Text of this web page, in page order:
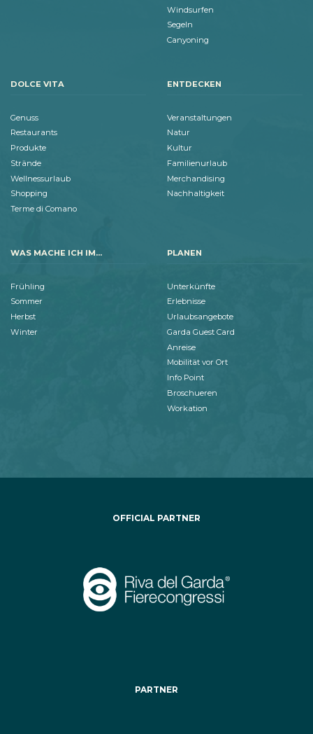
Windsurfen
Segeln
Canyoning
DOLCE VITA
Genuss
Restaurants
Produkte
Strände
Wellnessurlaub
Shopping
Terme di Comano
ENTDECKEN
Veranstaltungen
Natur
Kultur
Familienurlaub
Merchandising
Nachhaltigkeit
WAS MACHE ICH IM...
Frühling
Sommer
Herbst
Winter
PLANEN
Unterkünfte
Erlebnisse
Urlaubsangebote
Garda Guest Card
Anreise
Mobilität vor Ort
Info Point
Broschueren
Workation
OFFICIAL PARTNER
PARTNER